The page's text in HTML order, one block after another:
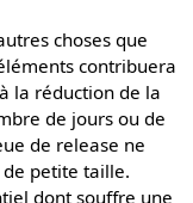
choses que
contribuera
la réduction de la
de jours ou de
de release ne
petite taille.
dont souffre une